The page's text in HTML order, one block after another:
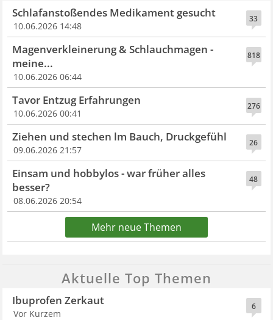
33
Schlafanstoßendes Medikament gesucht
10.06.2026 14:48
818
Magenverkleinerung & Schlauchmagen -
meine...
10.06.2026 06:44
276
Tavor Entzug Erfahrungen
10.06.2026 00:41
26
Ziehen und stechen lm Bauch, Druckgefühl
09.06.2026 21:57
48
Einsam und hobbylos - war früher alles
besser?
08.06.2026 20:54
Mehr neue Themen
Aktuelle Top Themen
6
Ibuprofen Zerkaut
Vor Kurzem